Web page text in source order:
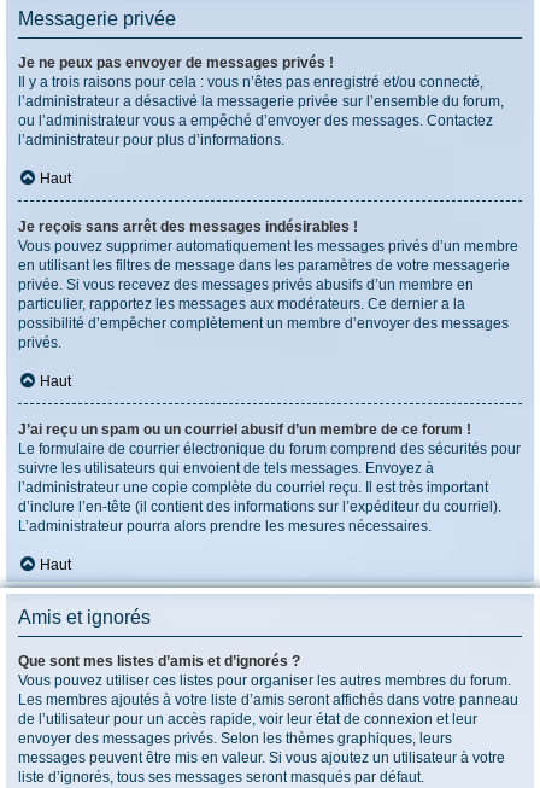
Messagerie privée
Je ne peux pas envoyer de messages privés !
Il y a trois raisons pour cela : vous n’êtes pas enregistré et/ou connecté,
l’administrateur a désactivé la messagerie privée sur l’ensemble du forum,
ou l’administrateur vous a empêché d’envoyer des messages. Contactez
l’administrateur pour plus d’informations.
Haut
Je reçois sans arrêt des messages indésirables !
Vous pouvez supprimer automatiquement les messages privés d’un membre
en utilisant les filtres de message dans les paramètres de votre messagerie
privée. Si vous recevez des messages privés abusifs d’un membre en
particulier, rapportez les messages aux modérateurs. Ce dernier a la
possibilité d’empêcher complètement un membre d’envoyer des messages
privés.
Haut
J’ai reçu un spam ou un courriel abusif d’un membre de ce forum !
Le formulaire de courrier électronique du forum comprend des sécurités pour
suivre les utilisateurs qui envoient de tels messages. Envoyez à
l’administrateur une copie complète du courriel reçu. Il est très important
d’inclure l’en-tête (il contient des informations sur l’expéditeur du courriel).
L’administrateur pourra alors prendre les mesures nécessaires.
Haut
Amis et ignorés
Que sont mes listes d’amis et d’ignorés ?
Vous pouvez utiliser ces listes pour organiser les autres membres du forum.
Les membres ajoutés à votre liste d’amis seront affichés dans votre panneau
de l’utilisateur pour un accès rapide, voir leur état de connexion et leur
envoyer des messages privés. Selon les thèmes graphiques, leurs
messages peuvent être mis en valeur. Si vous ajoutez un utilisateur à votre
liste d’ignorés, tous ses messages seront masqués par défaut.